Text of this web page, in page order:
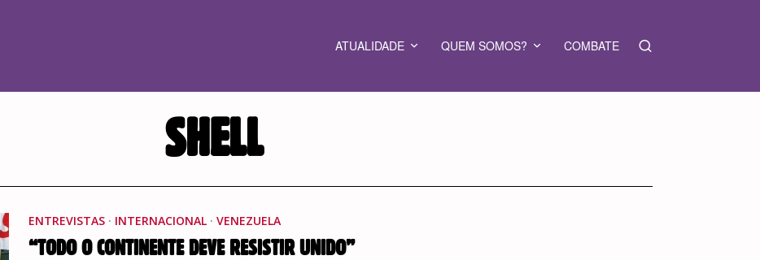
ATUALIDADE QUEM SOMOS? COMBATE
SHELL
ENTREVISTAS · INTERNACIONAL · VENEZUELA
“TODO O CONTINENTE DEVE RESISTIR UNIDO”